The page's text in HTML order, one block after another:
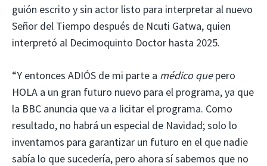
guión escrito y sin actor listo para interpretar al nuevo
Señor del Tiempo después de Ncuti Gatwa, quien
interpretó al Decimoquinto Doctor hasta 2025.
“Y entonces ADIÓS de mi parte a médico quepero
HOLA a un gran futuro nuevo para el programa, ya que
la BBC anuncia que va a licitar el programa. Como
resultado, no habrá un especial de Navidad; solo lo
inventamos para garantizar un futuro en el que nadie
sabía lo que sucedería, pero ahora sí sabemos que no